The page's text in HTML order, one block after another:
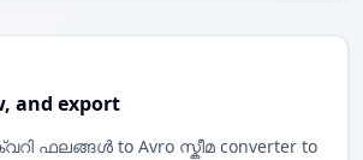
and export
ഫലങ്ങൾ to Avro സ്കീമ converter to